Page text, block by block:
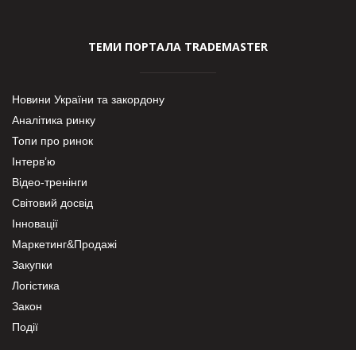
ТЕМИ ПОРТАЛА TRADEMASTER
Новини України та закордону
Аналітика ринку
Топи про ринок
Інтерв’ю
Відео-тренінги
Світовий досвід
Інновації
Маркетинг&Продажі
Закупки
Логістика
Закон
Події